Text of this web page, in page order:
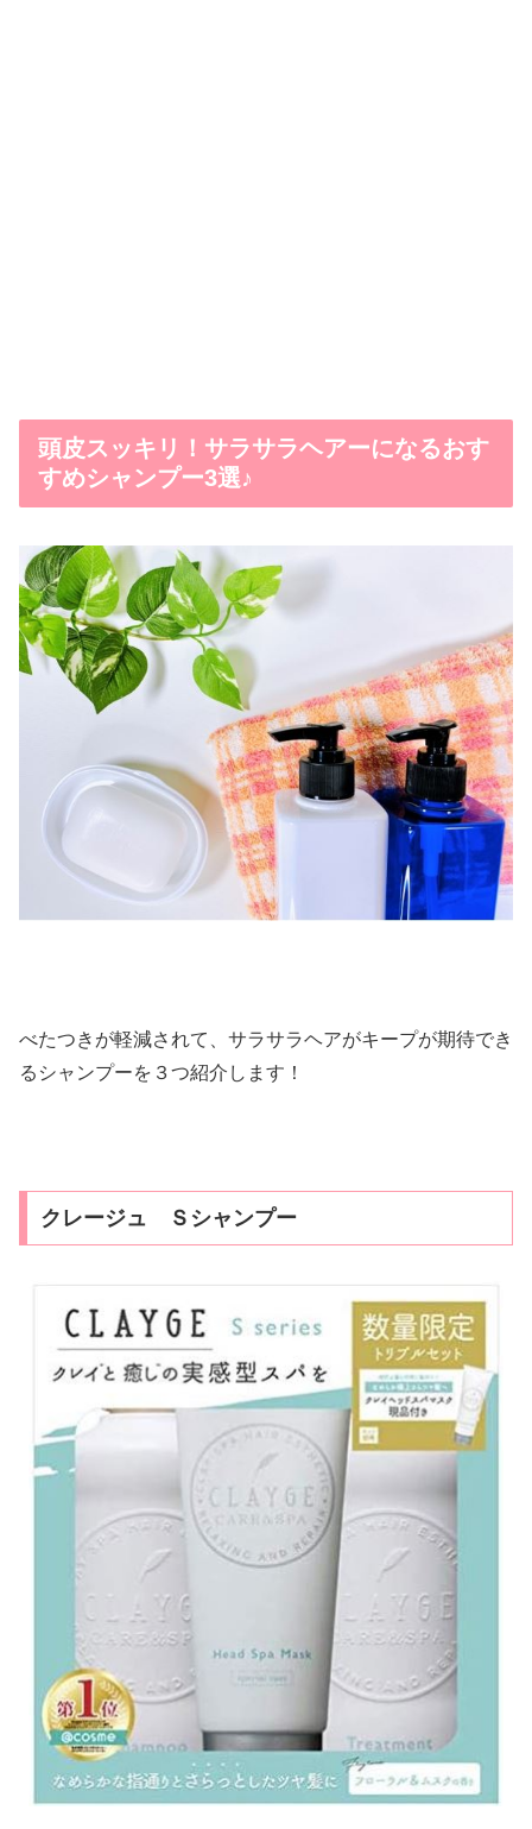
頭皮スッキリ！サラサラヘアーになるおす
すめシャンプー3選♪
べたつきが軽減されて、サラサラヘアがキープが期待でき
るシャンプーを３つ紹介します！
クレージュ Ｓシャンプー